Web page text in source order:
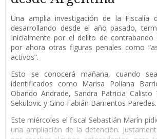
Una amplia investigación de la Fiscalía
desarrollando desde el año pasado,
Inicialmente por el delito de
por ahora otras figuras penales como
activos”.
Esto se conocerá mañana, cuando
identificados como Marisa Poliana
Obando Andrade, Sandra Patricia
Sekulovic y Gino Fabián Barrientos Paredes.
Este miércoles el fiscal Sebastián Marín
una ampliación de la detención.